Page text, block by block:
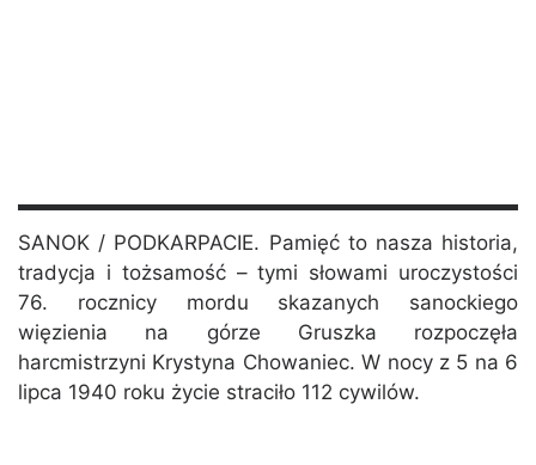
SANOK / PODKARPACIE. Pamięć to nasza historia,
tradycja i tożsamość – tymi słowami uroczystości
76. rocznicy mordu skazanych sanockiego
więzienia na górze Gruszka rozpoczęła
harcmistrzyni Krystyna Chowaniec. W nocy z 5 na 6
lipca 1940 roku życie straciło 112 cywilów.